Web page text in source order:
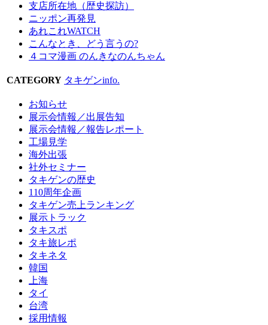
支店所在地（歴史探訪）
ニッポン再発見
あれこれWATCH
こんなとき、どう言うの?
４コマ漫画 のんきなのんちゃん
CATEGORY タキゲンinfo.
お知らせ
展示会情報／出展告知
展示会情報／報告レポート
工場見学
海外出張
社外セミナー
タキゲンの歴史
110周年企画
タキゲン売上ランキング
展示トラック
タキスポ
タキ旅レポ
タキネタ
韓国
上海
タイ
台湾
採用情報